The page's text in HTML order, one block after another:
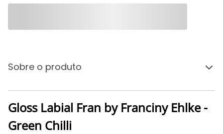
Sobre o produto
Gloss Labial Fran by Franciny Ehlke -
Green Chilli